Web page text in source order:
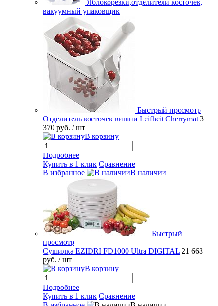
Яблокорезки,отделители косточек,
вакуумный упаковщик
Быстрый просмотр
Отделитель косточек вишни Leifheit Cherrymat 3
370 руб. / шт
В корзину
Подробнее
Купить в 1 клик Сравнение
В избранное
В наличии
Быстрый
просмотр
Сушилка EZIDRI FD1000 Ultra DIGITAL 21 668
руб. / шт
В корзину
Подробнее
Купить в 1 клик Сравнение